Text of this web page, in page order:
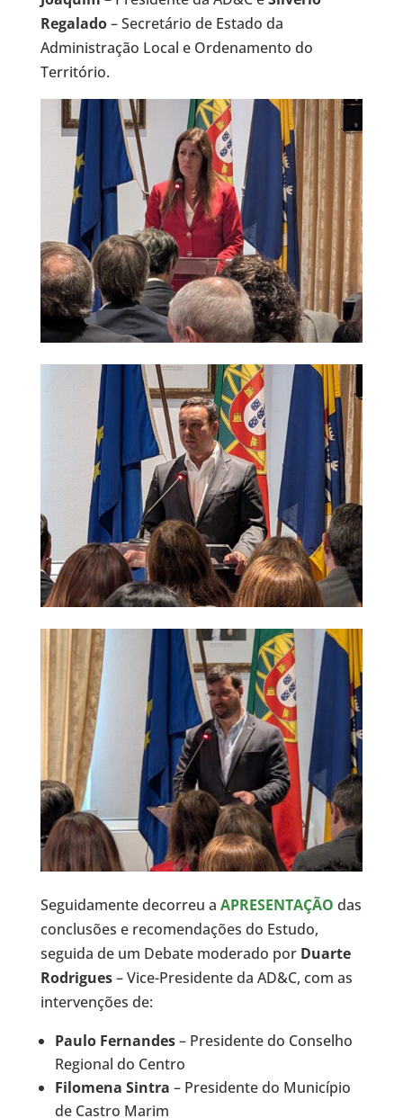
Regalado– Secretário de Estado da
Administração Local e Ordenamento do
Território.
Seguidamente decorreu a APRESENTAÇÃO das
conclusões e recomendações do Estudo,
seguida de um Debate moderado por Duarte
Rodrigues– Vice-Presidente da AD&C, com as
intervenções de:
Paulo Fernandes– Presidente do Conselho
Regional do Centro
Filomena Sintra – Presidente do Município
de Castro Marim